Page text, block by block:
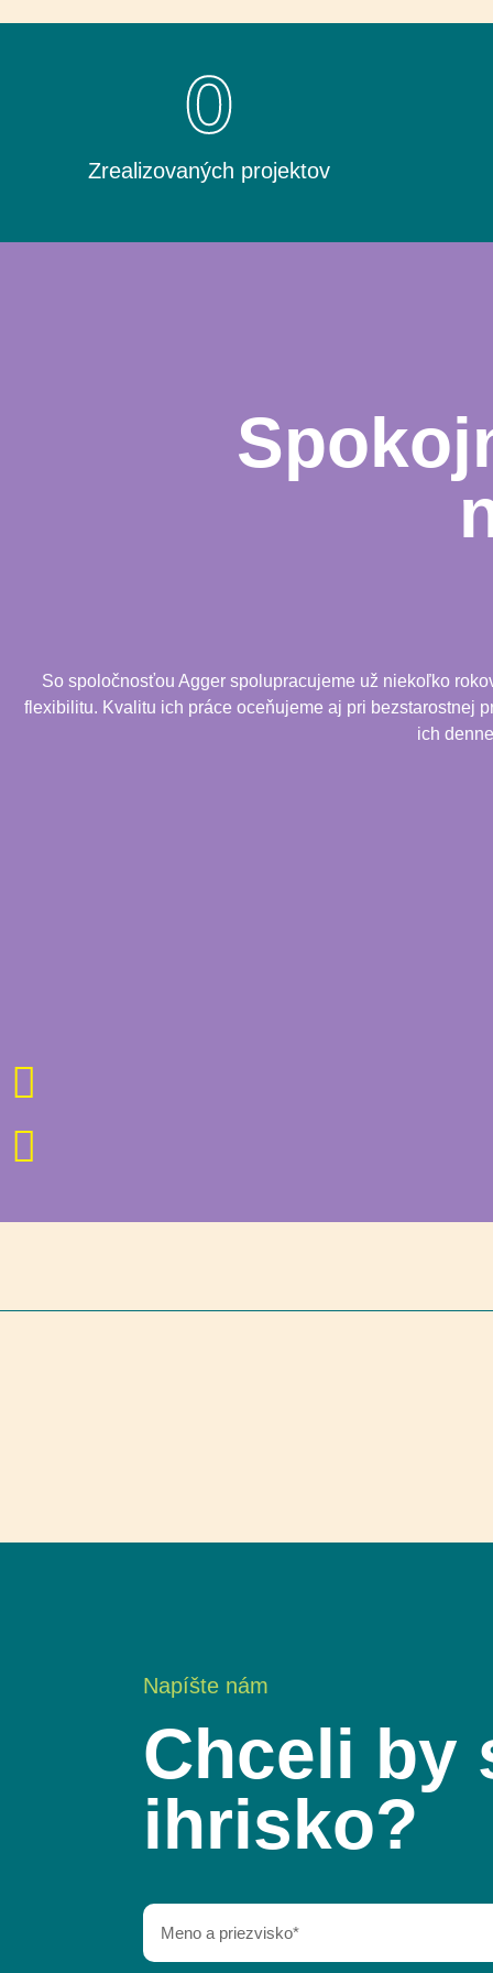
Zrealizovaných projektov
0
So spoločnosťou Agger spolupracujeme už niekoľko
flexibilitu. Kvalitu ich práce oceňujeme aj pri bezstarostnej
ich
Napíšte nám
Chceli by
ihrisko?